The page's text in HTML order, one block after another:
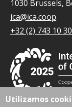
1030 Brussels,
ica@ica.coop
+32 (2) 743 10 30
Utilizamos